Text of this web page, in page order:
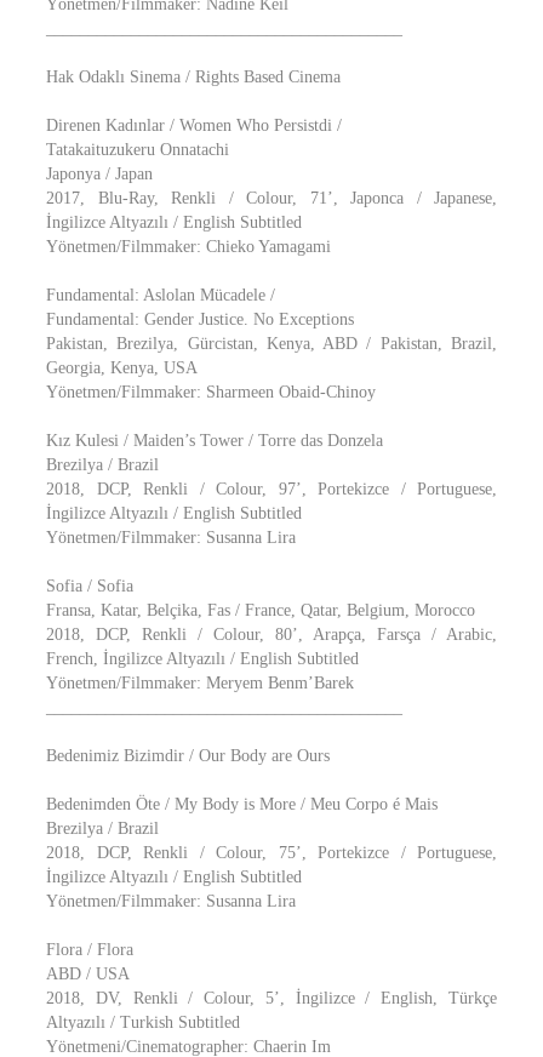
Yönetmen/Filmmaker: Nadine Keil
Hak Odaklı Sinema / Rights Based Cinema
Direnen Kadınlar / Women Who Persistdi /
Tatakaituzukeru Onnatachi
Japonya / Japan
2017, Blu-Ray, Renkli / Colour, 71’, Japonca / Japanese,
İngilizce Altyazılı / English Subtitled
Yönetmen/Filmmaker: Chieko Yamagami
Fundamental: Aslolan Mücadele /
Fundamental: Gender Justice. No Exceptions
Pakistan, Brezilya, Gürcistan, Kenya, ABD / Pakistan, Brazil,
Georgia, Kenya, USA
Yönetmen/Filmmaker: Sharmeen Obaid-Chinoy
Kız Kulesi / Maiden’s Tower / Torre das Donzela
Brezilya / Brazil
2018, DCP, Renkli / Colour, 97’, Portekizce / Portuguese,
İngilizce Altyazılı / English Subtitled
Yönetmen/Filmmaker: Susanna Lira
Sofia / Sofia
Fransa, Katar, Belçika, Fas / France, Qatar, Belgium, Morocco
2018, DCP, Renkli / Colour, 80’, Arapça, Farsça / Arabic,
French, İngilizce Altyazılı / English Subtitled
Yönetmen/Filmmaker: Meryem Benm’Barek
Bedenimiz Bizimdir / Our Body are Ours
Bedenimden Öte / My Body is More / Meu Corpo é Mais
Brezilya / Brazil
2018, DCP, Renkli / Colour, 75’, Portekizce / Portuguese,
İngilizce Altyazılı / English Subtitled
Yönetmen/Filmmaker: Susanna Lira
Flora / Flora
ABD / USA
2018, DV, Renkli / Colour, 5’, İngilizce / English, Türkçe
Altyazılı / Turkish Subtitled
Yönetmeni/Cinematographer: Chaerin Im